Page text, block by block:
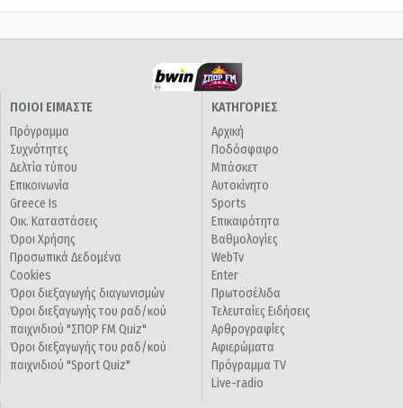
ΠΟΙΟΙ ΕΙΜΑΣΤΕ
Πρόγραμμα
Συχνότητες
Δελτία τύπου
Επικοινωνία
Greece Is
Οικ. Καταστάσεις
Όροι Χρήσης
Προσωπικά Δεδομένα
Cookies
Όροι διεξαγωγής διαγωνισμών
Όροι διεξαγωγής του ραδ/κού
παιχνιδιού "ΣΠΟΡ FM Quiz"
Όροι διεξαγωγής του ραδ/κού
παιχνιδιού "Sport Quiz"
ΚΑΤΗΓΟΡΙΕΣ
Αρχική
Ποδόσφαιρο
Μπάσκετ
Αυτοκίνητο
Sports
Επικαιρότητα
Βαθμολογίες
WebTv
Enter
Πρωτοσέλιδα
Τελευταίες Ειδήσεις
Αρθρογραφίες
Αφιερώματα
Πρόγραμμα TV
Live-radio